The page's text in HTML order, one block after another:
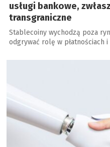
usługi bankowe,
transgraniczne
Stablecoiny wychodzą poza
odgrywać rolę w płatnościach
a